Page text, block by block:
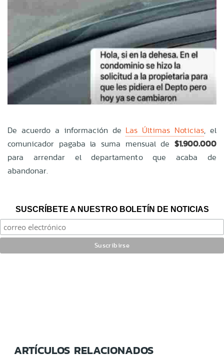
De acuerdo a información de Las Últimas Noticias, el
comunicador pagaba la suma mensual de $1.900.000
para arrendar el departamento que acaba de
abandonar.
SUSCRÍBETE A NUESTRO BOLETÍN DE NOTICIAS
ARTÍCULOS RELACIONADOS